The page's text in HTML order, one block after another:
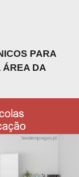
PARA
ÁREA DA